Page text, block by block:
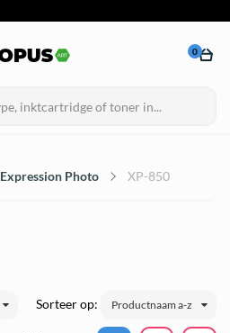
0
Expression Photo XP-850
Sorteer op: Productnaam a-z